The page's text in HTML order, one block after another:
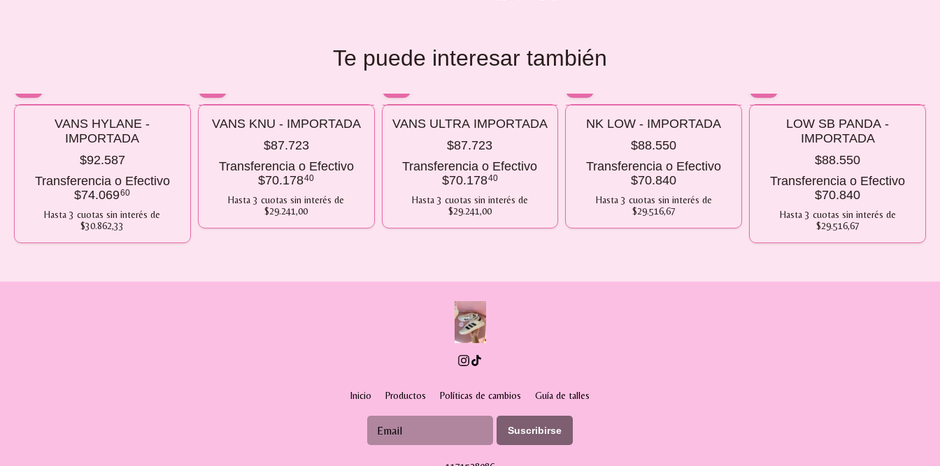
Te puede interesar también
COMPRANDO 2 O MÁS
VANS HYLANE -
IMPORTADA
$92.587
Transferencia o Efectivo
$74.06960
Hasta3 cuotas sin interésde
$30.862,33
COMPRANDO 2 O MÁS
VANS KNU - IMPORTADA
$87.723
Transferencia o Efectivo
$70.17840
Hasta3 cuotas sin interésde
$29.241,00
COMPRANDO 2 O MÁS
VANS ULTRA IMPORTADA
$87.723
Transferencia o Efectivo
$70.17840
Hasta 3 cuotas sin interés de
$29.241,00
COMPRANDO 2 O MÁS
NK LOW - IMPORTADA
$88.550
Transferencia o Efectivo
$70.840
Hasta 3 cuotas sin interés de
$29.516,67
COMPRANDO 2 O MÁS
LOW SB PANDA -
IMPORTADA
$88.550
Transferencia o Efectivo
$70.840
Hasta 3 cuotas sin interés de
$29.516,67
Inicio Productos Políticas de cambios Guía de talles
Suscribirse